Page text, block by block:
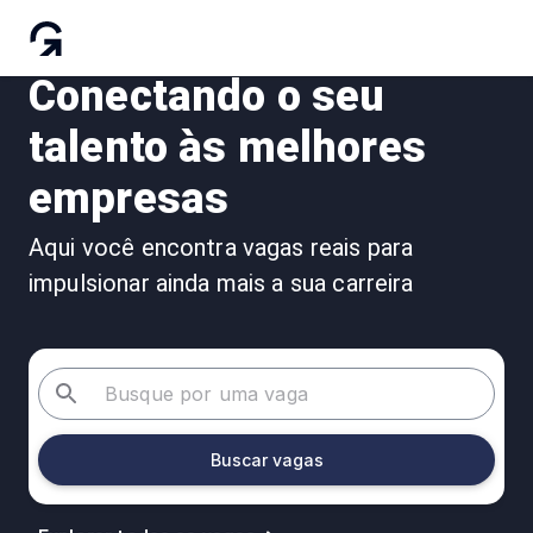
Conectando o seu
talento às melhores
empresas
Aqui você encontra vagas reais para
impulsionar ainda mais a sua carreira
Buscar vagas